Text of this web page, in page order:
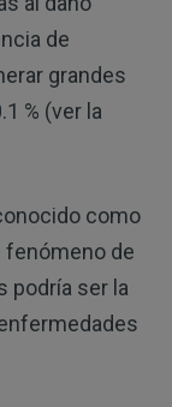
de
grandes
% (ver la
como
fenómeno de
podría ser la